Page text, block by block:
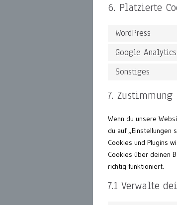
6. Platzierte
WordPress
Google Analytics
Sonstiges
7. Zustimmung
Wenn du unsere
du auf „Einstellungen
Cookies und Plugins
Cookies über deinen
richtig funktioniert.
7.1 Verwalte